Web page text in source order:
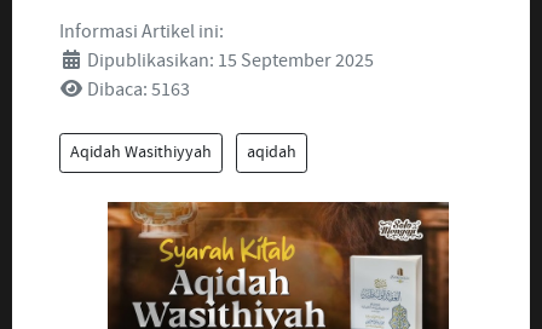
Informasi Artikel ini:
Dipublikasikan: 15 September 2025
Dibaca: 5163
Aqidah Wasithiyyah aqidah